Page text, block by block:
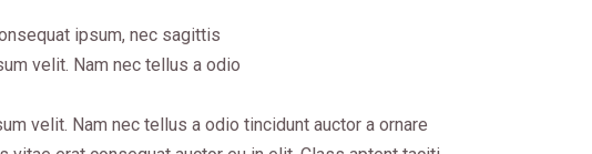
ipsum, nec sagittis
velit. Nam nec tellus a odio
velit. Nam nec tellus a odio tincidunt auctor a ornare